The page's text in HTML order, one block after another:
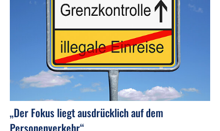
„Der Fokus liegt ausdrücklich auf dem
Personenverkehr“